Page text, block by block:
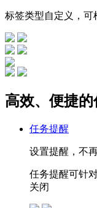
标签类型自定义，可
高效、便捷
任务提醒
设置提醒，不
任务提醒可针
关闭